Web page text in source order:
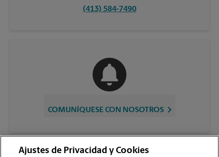
(413) 584-7490
COMUNÍQUESE CON NOSOTROS
Ajustes de Privacidad y Cookies